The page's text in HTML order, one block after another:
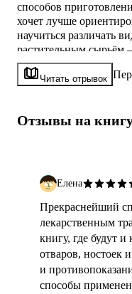
способов
хочет лучше
научиться различать
растительным сырьём
применения.
В центре внимания —
Читать отрывок
Отзывы на
Елена
Прекраснейший
лекарственным
книгу, где будут
отваров, ностоек
и
способы